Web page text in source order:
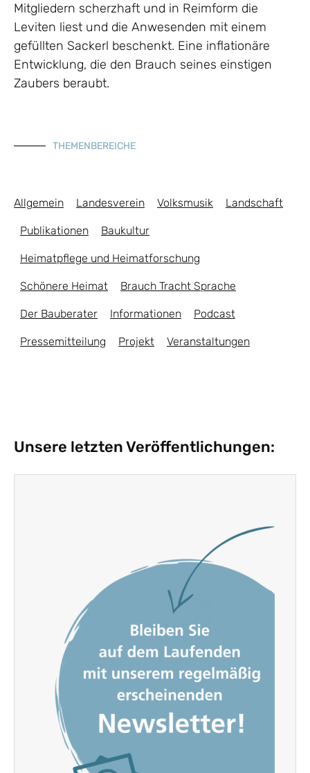
Mitgliedern scherzhaft und in Reimform die
Leviten liest und die Anwesenden mit einem
gefüllten Sackerl beschenkt. Eine inflationäre
Entwicklung, die den Brauch seines einstigen
Zaubers beraubt.
THEMENBEREICHE
Allgemein Landesverein Volksmusik Landschaft
Publikationen Baukultur
Heimatpflege und Heimatforschung
Schönere Heimat Brauch Tracht Sprache
Der Bauberater Informationen Podcast
Pressemitteilung Projekt Veranstaltungen
Unsere letzten Veröffentlichungen: